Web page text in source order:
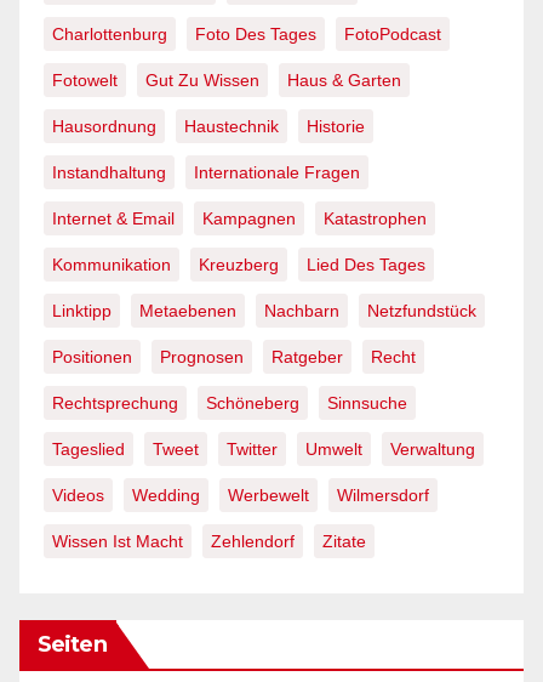
Charlottenburg Foto Des Tages FotoPodcast
Fotowelt Gut Zu Wissen Haus & Garten
Hausordnung Haustechnik Historie
Instandhaltung Internationale Fragen
Internet & Email Kampagnen Katastrophen
Kommunikation Kreuzberg Lied Des Tages
Linktipp Metaebenen Nachbarn Netzfundstück
Positionen Prognosen Ratgeber Recht
Rechtsprechung Schöneberg Sinnsuche
Tageslied Tweet Twitter Umwelt Verwaltung
Videos Wedding Werbewelt Wilmersdorf
Wissen Ist Macht Zehlendorf Zitate
Seiten